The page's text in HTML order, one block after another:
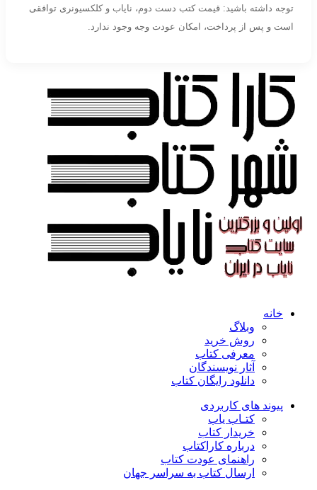
توجه داشته باشید: قیمت کتب دست دوم، نایاب و کلکسیونری توافقی
است و پس از پرداخت، امکان عودت وجه وجود ندارد.
خانه
وبلاگ
روش خرید
معرفی کتاب
آثار نویسندگان
دانلود رایگان کتاب
پیوند های کاربردی
کتـاب یاب
خریدار کتاب
درباره کاراکتاب
راهنمای عودت کتاب
ارسال کتاب به سراسر جهان